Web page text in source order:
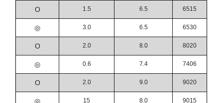
6515
6.5
1.5
O
6530
6.5
3.0
◎
8020
8.0
2.0
O
7406
7.4
0.6
◎
9020
9.0
2.0
O
9015
8.0
15
◎